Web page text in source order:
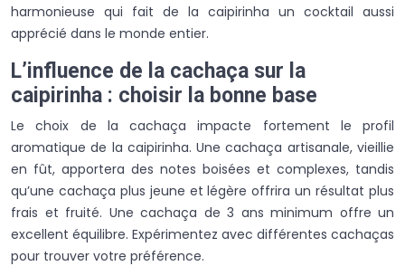
harmonieuse qui fait de la caipirinha un cocktail aussi
apprécié dans le monde entier.
L’influence de la cachaça sur la
caipirinha : choisir la bonne base
Le choix de la cachaça impacte fortement le profil
aromatique de la caipirinha. Une cachaça artisanale, vieillie
en fût, apportera des notes boisées et complexes, tandis
qu’une cachaça plus jeune et légère offrira un résultat plus
frais et fruité. Une cachaça de 3 ans minimum offre un
excellent équilibre. Expérimentez avec différentes cachaças
pour trouver votre préférence.